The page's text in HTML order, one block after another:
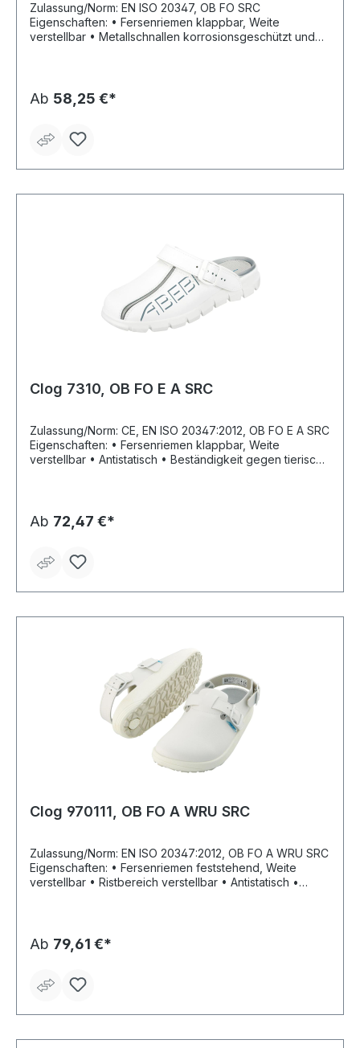
Zulassung/Norm: EN ISO 20347, OB FO SRC
Eigenschaften: • Fersenriemen klappbar, Weite
verstellbar • Metallschnallen korrosionsgeschützt und
Ab 58,25 €*
Clog 7310, OB FO E A SRC
Zulassung/Norm: CE, EN ISO 20347:2012, OB FO E A SRC
Eigenschaften: • Fersenriemen klappbar, Weite
verstellbar • Antistatisch • Beständigkeit gegen tierische
Ab 72,47 €*
Clog 970111, OB FO A WRU SRC
Zulassung/Norm: EN ISO 20347:2012, OB FO A WRU SRC
Eigenschaften: • Fersenriemen feststehend, Weite
verstellbar • Ristbereich verstellbar • Antistatisch •
Obermaterial und Deckfleck in Mikrofaser
Ab 79,61 €*